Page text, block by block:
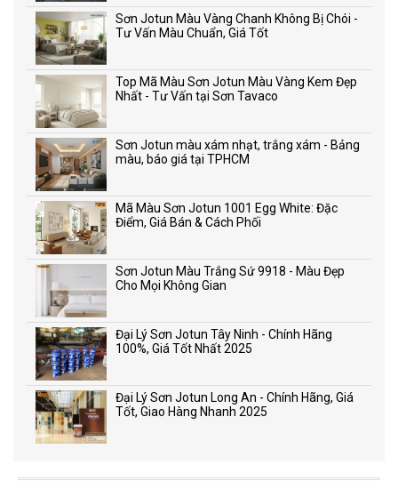
Sơn Jotun Màu Vàng Chanh Không Bị Chói -
Tư Vấn Màu Chuẩn, Giá Tốt
Top Mã Màu Sơn Jotun Màu Vàng Kem Đẹp
Nhất - Tư Vấn tại Sơn Tavaco
Sơn Jotun màu xám nhạt, trắng xám - Bảng
màu, báo giá tại TPHCM
Mã Màu Sơn Jotun 1001 Egg White: Đặc
Điểm, Giá Bán & Cách Phối
Sơn Jotun Màu Trắng Sứ 9918 - Màu Đẹp
Cho Mọi Không Gian
Đại Lý Sơn Jotun Tây Ninh - Chính Hãng
100%, Giá Tốt Nhất 2025
Đại Lý Sơn Jotun Long An - Chính Hãng, Giá
Tốt, Giao Hàng Nhanh 2025